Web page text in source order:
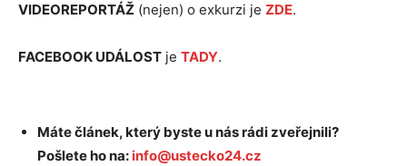
VIDEOREPORTÁŽ (nejen) o exkurzi je ZDE.
FACEBOOK UDÁLOST je TADY.
Máte článek, který byste u nás rádi zveřejnili?
Pošlete ho na: info@ustecko24.cz